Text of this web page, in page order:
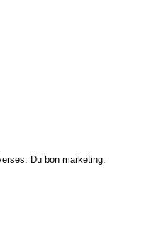
Du bon marketing.